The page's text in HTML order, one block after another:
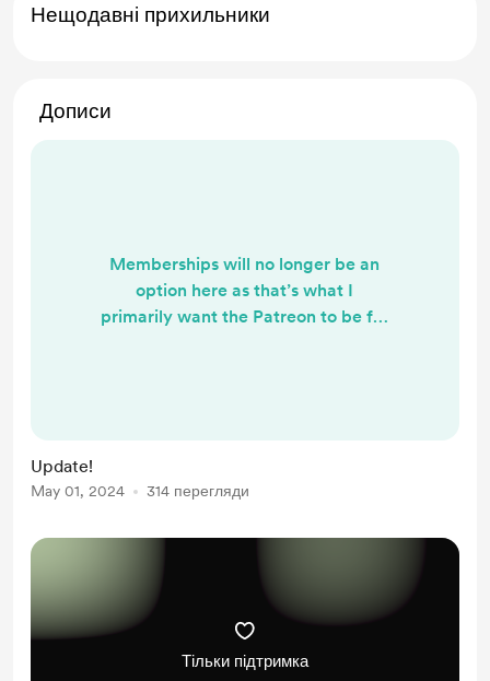
Нещодавні прихильники
Дописи
Memberships will no longer be an
option here as that’s what I
primarily want the Patreon to be for
Update!
May 01, 2024 314 перегляди
Тільки підтримка